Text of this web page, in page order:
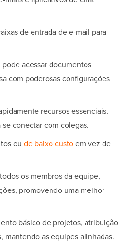
de entrada de e-mail para
acessar documentos
com poderosas configurações
recursos essenciais,
conectar com colegas.
ou de baixo custoem vez de
os membros da equipe,
promovendo uma melhor
básico de projetos, atribuição
mantendo as equipes alinhadas.